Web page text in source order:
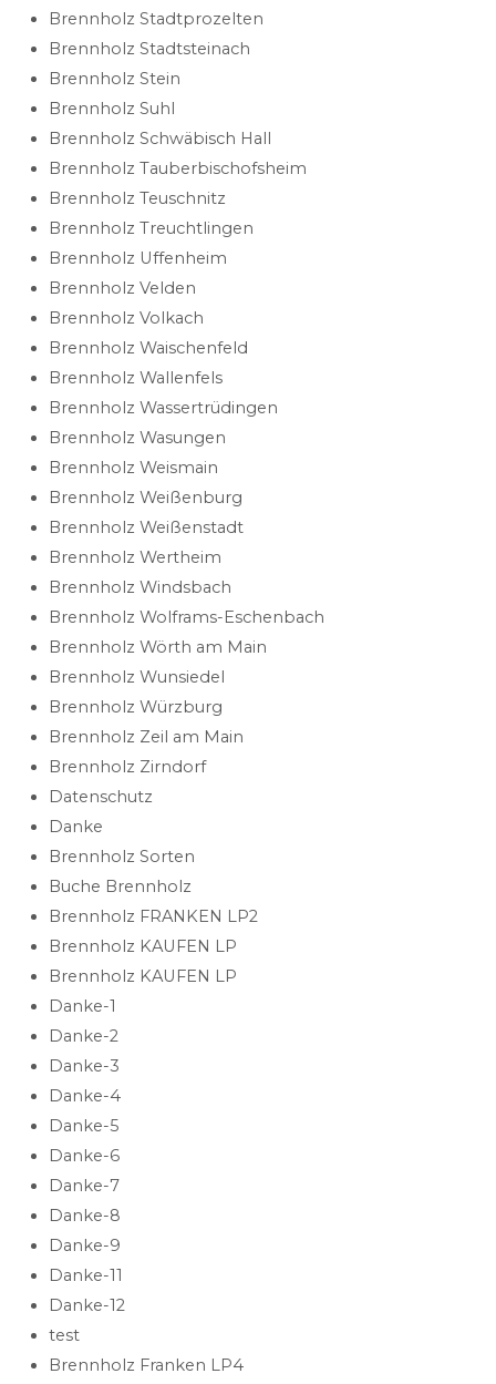
Brennholz Stadtprozelten
Brennholz Stadtsteinach
Brennholz Stein
Brennholz Suhl
Brennholz Schwäbisch Hall
Brennholz Tauberbischofsheim
Brennholz Teuschnitz
Brennholz Treuchtlingen
Brennholz Uffenheim
Brennholz Velden
Brennholz Volkach
Brennholz Waischenfeld
Brennholz Wallenfels
Brennholz Wassertrüdingen
Brennholz Wasungen
Brennholz Weismain
Brennholz Weißenburg
Brennholz Weißenstadt
Brennholz Wertheim
Brennholz Windsbach
Brennholz Wolframs-Eschenbach
Brennholz Wörth am Main
Brennholz Wunsiedel
Brennholz Würzburg
Brennholz Zeil am Main
Brennholz Zirndorf
Datenschutz
Danke
Brennholz Sorten
Buche Brennholz
Brennholz FRANKEN LP2
Brennholz KAUFEN LP
Brennholz KAUFEN LP
Danke-1
Danke-2
Danke-3
Danke-4
Danke-5
Danke-6
Danke-7
Danke-8
Danke-9
Danke-11
Danke-12
test
Brennholz Franken LP4